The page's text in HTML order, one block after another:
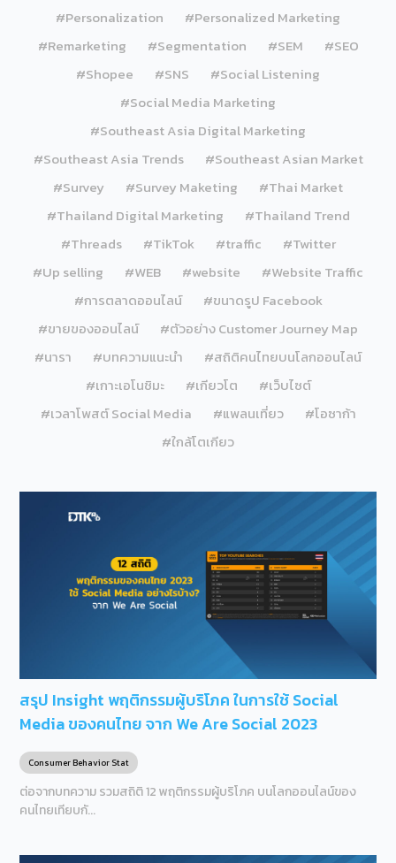
#Personalization
#Personalized Marketing
#Remarketing
#Segmentation #SEM
#SEO
#Shopee
#SNS
#Social Listening
#Social Media Marketing
#Southeast Asia Digital Marketing
#Southeast Asia Trends
#Southeast Asian Market
#Survey
#Survey Maketing
#Thai Market
#Thailand Digital Marketing
#Thailand Trend
#Threads
#TikTok #traffic
#Twitter
#Up selling
#WEB #website
#Website Traffic
#การตลาดออนไลน์
#ขนาดรูป Facebook
#ขายของออนไลน์
#ตัวอย่าง Customer Journey Map
#นารา
#บทความแนะนำ
#สถิติคนไทยบนโลกออนไลน์
#เกาะเอโนชิมะ
#เกียวโต
#เว็บไซต์
#เวลาโพสต์ Social Media
#แพลนเที่ยว
#โอซาก้า
#ใกล้โตเกียว
สรุป Insight พฤติกรรมผู้บริโภค ในการใช้ Social
Media ของคนไทย จาก We Are Social 2023
Consumer Behavior Stat
ต่อจากบทความ รวมสถิติ 12 พฤติกรรมผู้บริโภค บนโลกออนไลน์ของ
คนไทยเทียบกั...